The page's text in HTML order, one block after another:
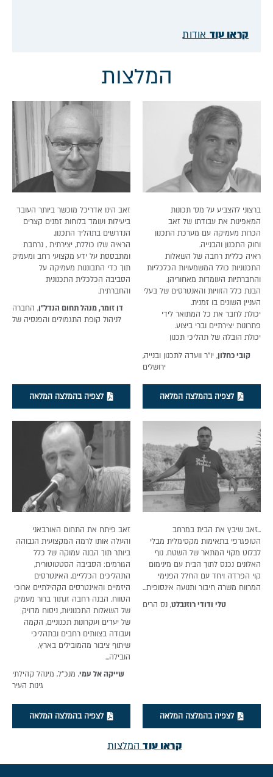
קראו עוד אודות
המלצות
ברצוני להצביע על מס' תכונות
המאפינות את עבודתו של זאב
הכרות מעמיקה עם מערכת התכנון
וחוק התכנון והבנייה.
ראיה כללית רחבה של השאלות
התכנוניות כולל המשמעויות הכלכליות
והחברתיות העומדות מאחוריהן.
הבנת כלל הזוויות והאנטרסים של בעלי
העניין השונים בו זמנית.
יכולת לחבר את כל המתואר לידי
פתרונות יצירתיים וברי ביצוע.
יכולת הובלה של תהליכי תכנון
קובי כחלון, יו"ר וועדה לתכנון ובנייה,
ירושלים
לצפיה בהמלצה המלאה
זאב הינו אדריכל מוכשר ביותר העובד
ביעילות ועומד בלוחות זמנים קצרים
הנדרשים בתהליך התכנון.
הראיה שלו כוללת, יצירתית , נרחבת
ומתבססת על ידע מקצועי רחב ומעמיק
תוך כדי התבוננות מעמיקה על
הסביבה הכלכלית התכנונית
והחברתית.
דן זומר, מנהל תחום הנדל"ן, החברה
לניהול קופת התגמולים והפנסיה של
לצפיה בהמלצה המלאה
...זאב שיבץ את הבית במרחב
הטופגרפי בתאימות מקסימלית מבלי
לבלוט מקוי המתאר של השטח. נוף
האלונים נכנס לתוך הבית עם מינימום
קוי הפרדה ויחד עם החלל הפנימי
המרווח משרה חיבור ותנועה אינסופית...
טלי ודודי רוזנבלט, נס הרים
לצפיה בהמלצה המלאה
זאב פיתח את התחום האורבאני
והעלה אותו לרמה המקצועית הגבוהה
ביותר תוך הבנה עמוקה של כלל
הגורמים: הסביבה הסטטוטורית,
התהליכים הכלליים, האינטרסים
היזמיים והאינטרסים הקהילתיים ארוכי
הטווח. הבנה רחבה זו,תוך ברור מעמיק
של השאלות התכנוניות, ניסוח מדויק
של יעדים ועקרונות תכנוניים, הקמה
ועבודה בצוותים רחבים ובתהליכי
שיתוף ציבור מהמובילים בארץ,
הובילה...
שייקה אל עמי, מנכ"ל, מינהל קהילתי
גינות העיר
לצפיה בהמלצה המלאה
קראו עודהמלצות